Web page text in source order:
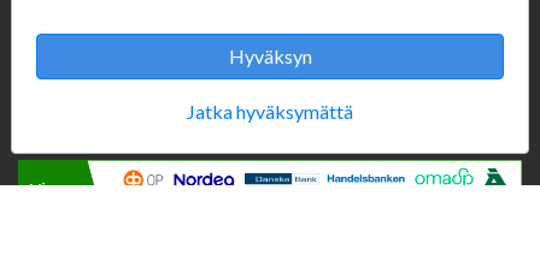
Aukioloajat:
Hyväksyn
Jatka hyväksymättä